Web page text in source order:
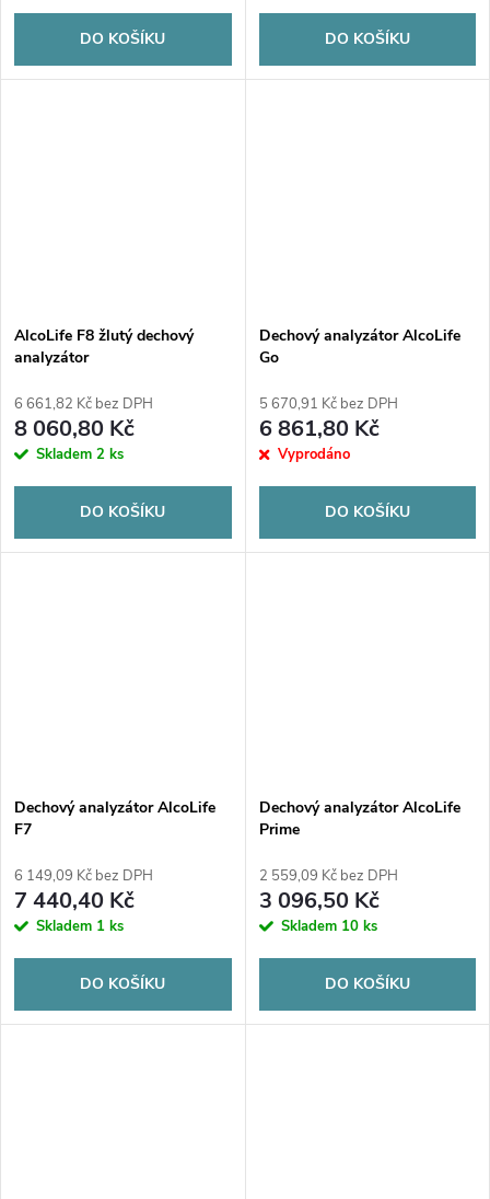
DO KOŠÍKU DO KOŠÍKU
AlcoLife F8 žlutý dechový
analyzátor
6 661,82 Kč bez DPH
8 060,80 Kč
Skladem 2 ks
DO KOŠÍKU
Dechový analyzátor AlcoLife
Go
5 670,91 Kč bez DPH
6 861,80 Kč
Vyprodáno
DO KOŠÍKU
Dechový analyzátor AlcoLife
F7
6 149,09 Kč bez DPH
7 440,40 Kč
Skladem 1 ks
DO KOŠÍKU
Dechový analyzátor AlcoLife
Prime
2 559,09 Kč bez DPH
3 096,50 Kč
Skladem 10 ks
DO KOŠÍKU